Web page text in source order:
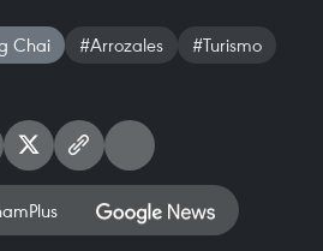
Chai #Arrozales
#Turismo